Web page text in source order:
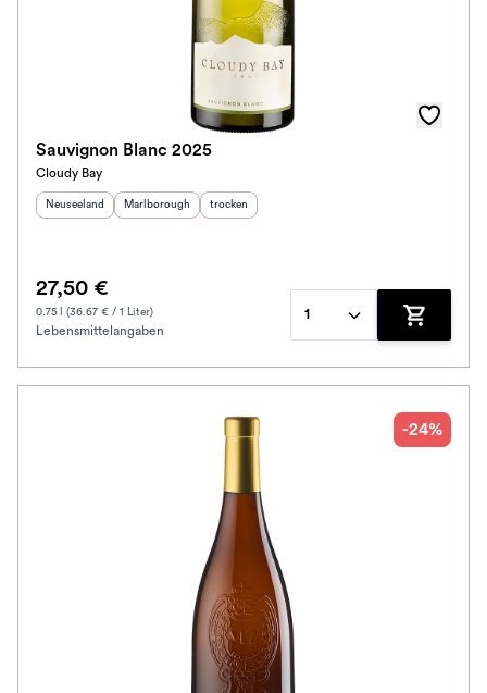
Sauvignon Blanc 2025
Cloudy Bay
Herkunftsland
Neuseeland Herkunftsregion
Marlborough Geschmack
trocken
27,50 €
0.75 l (36.67 € / 1 Liter)
Lebensmittelangaben
1
Zum
-24%